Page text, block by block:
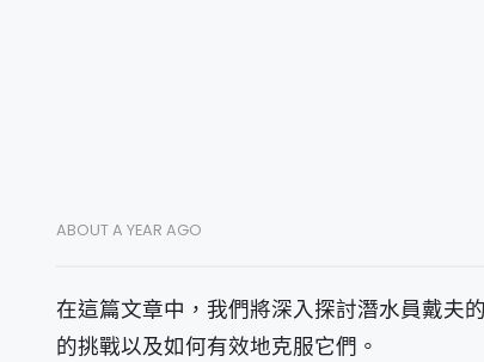
ABOUT A YEAR AGO
在這篇文章中，我們將深入探討潛水員戴夫
的挑戰以及如何有效地克服它們。